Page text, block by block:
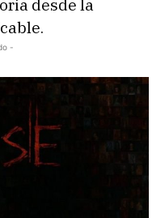
desde la
-